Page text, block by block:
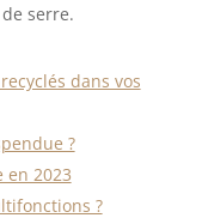
serre.
dans vos
?
en 2023
?